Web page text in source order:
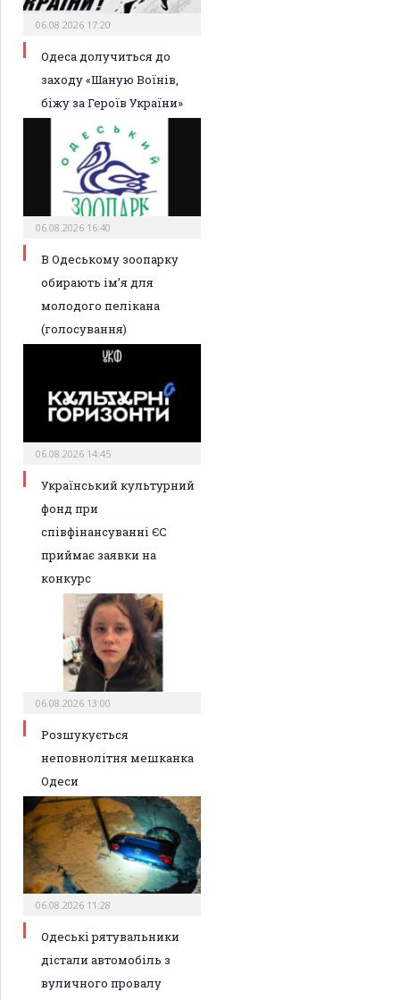
06.08.2026 17:20
Одеса долучиться до
заходу «Шаную Воїнів,
біжу за Героїв України»
06.08.2026 16:40
В Одеському зоопарку
обирають ім’я для
молодого пелікана
(голосування)
06.08.2026 14:45
Український культурний
фонд при
співфінансуванні ЄС
приймає заявки на
конкурс
06.08.2026 13:00
Розшукується
неповнолітня мешканка
Одеси
06.08.2026 11:28
Одеські рятувальники
дістали автомобіль з
вуличного провалу